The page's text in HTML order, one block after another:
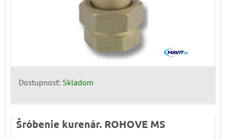
Dostupnosť: Skladom
Šróbenie kurenár. ROHOVE MS